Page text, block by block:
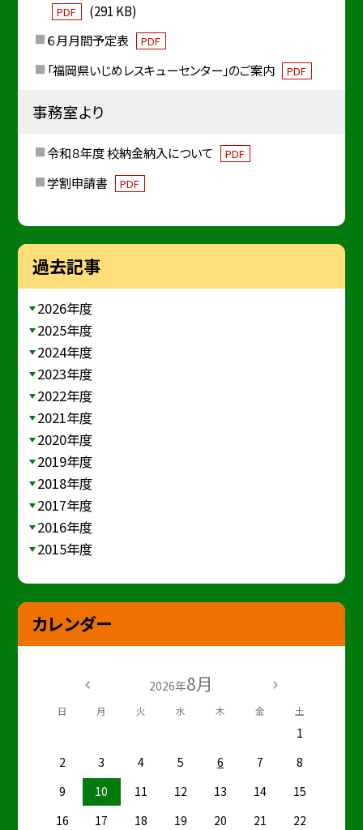
PDF
(291 KB)
６月月間予定表
PDF
「福岡県いじめレスキューセンター」のご案内 PDF
事務室より
令和８年度 校納金納入について PDF
学割申請書 PDF
過去記事
2026年度
2025年度
2024年度
2023年度
2022年度
2021年度
2020年度
2019年度
2018年度
2017年度
2016年度
2015年度
カレンダー
2026年8月
日 月 火 水 木 金 土
1
2
3 4 5 6 7
8
9
10 11 12 13 14
15
16
17 18 19 20 21
22